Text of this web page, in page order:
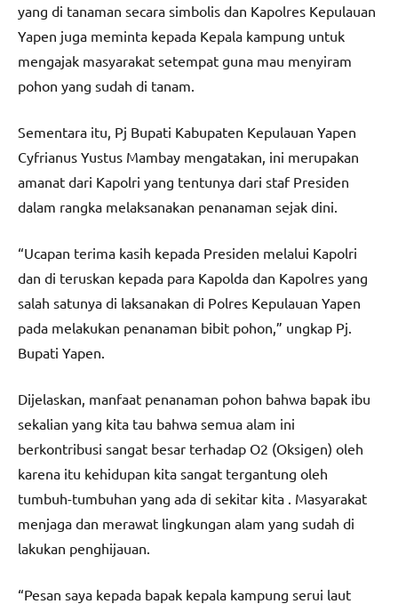
yang di tanaman secara simbolis dan Kapolres Kepulauan
Yapen juga meminta kepada Kepala kampung untuk
mengajak masyarakat setempat guna mau menyiram
pohon yang sudah di tanam.
Sementara itu, Pj Bupati Kabupaten Kepulauan Yapen
Cyfrianus Yustus Mambay mengatakan, ini merupakan
amanat dari Kapolri yang tentunya dari staf Presiden
dalam rangka melaksanakan penanaman sejak dini.
“Ucapan terima kasih kepada Presiden melalui Kapolri
dan di teruskan kepada para Kapolda dan Kapolres yang
salah satunya di laksanakan di Polres Kepulauan Yapen
pada melakukan penanaman bibit pohon,” ungkap Pj.
Bupati Yapen.
Dijelaskan, manfaat penanaman pohon bahwa bapak ibu
sekalian yang kita tau bahwa semua alam ini
berkontribusi sangat besar terhadap O2 (Oksigen) oleh
karena itu kehidupan kita sangat tergantung oleh
tumbuh-tumbuhan yang ada di sekitar kita . Masyarakat
menjaga dan merawat lingkungan alam yang sudah di
lakukan penghijauan.
“Pesan saya kepada bapak kepala kampung serui laut